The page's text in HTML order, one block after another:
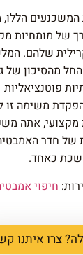
המשכנעים הללו,
של מומחיות
שלהם.
מהסיכון של
משימה זו
אתה
של חדר
כאחד.
חיפוי
צרו איתנו